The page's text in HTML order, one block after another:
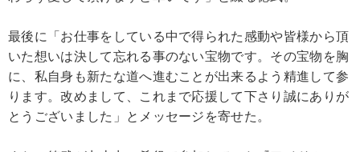
最後に「お仕事をしている中で得られた感動や皆様から頂
いた想いは決して忘れる事のない宝物です。その宝物を胸
に、私自身も新たな道へ進むことが出来るよう精進して参
ります。改めまして、これまで応援して下さり誠にありが
とうございました」とメッセージを寄せた。